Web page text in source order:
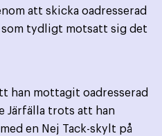
att skicka oadresserad
tydligt motsatt sig det
han mottagit oadresserad
Järfälla trots att han
en Nej Tack-skylt på